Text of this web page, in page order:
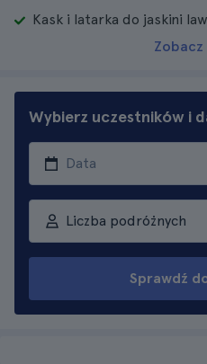
Kask i latarka do jaskini
Zobacz
Wybierz uczestników i
Liczba podróżnych
Sprawdź